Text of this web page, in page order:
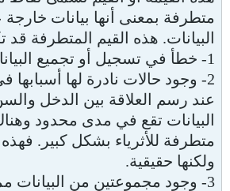
متطرفة بمعنى أنها بيانات
البيانات. هذه القيم المتطرفة
1- خطأ في تسجيل أو تجميع البيانات
2- وجود حالات نادرة لها أسبابها
عند رسم العلاقة بين الدخل
البيانات تقع في مدى محدود
متطرفة للأثرياء بشكل كبير.
ولكنها حقيقية.
3- وجود مجموعتين من البيانات